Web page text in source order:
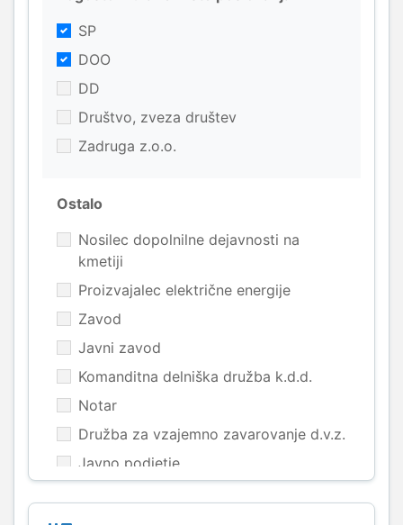
SP
DOO
DD
Društvo, zveza društev
Zadruga z.o.o.
Ostalo
Nosilec dopolnilne dejavnosti na
kmetiji
Proizvajalec električne energije
Zavod
Javni zavod
Komanditna delniška družba k.d.d.
Notar
Družba za vzajemno zavarovanje d.v.z.
Javno podjetje